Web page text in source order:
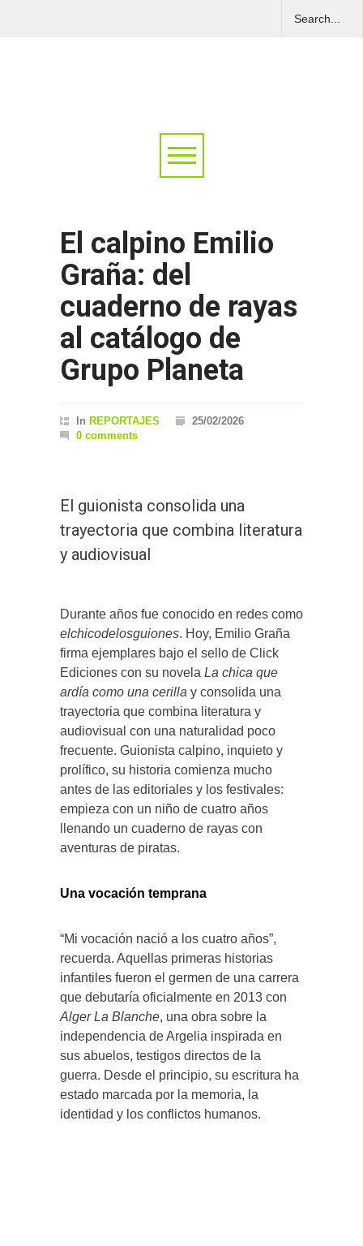
El calpino Emilio
Graña: del
cuaderno de rayas
al catálogo de
Grupo Planeta
In REPORTAJES
25/02/2026
0 comments
El guionista consolida una
trayectoria que combina literatura
y audiovisual
Durante años fue conocido en redes como
elchicodelosguiones. Hoy, Emilio Graña
firma ejemplares bajo el sello de Click
Ediciones con su novela La chica que
ardía como una cerilla y consolida una
trayectoria que combina literatura y
audiovisual con una naturalidad poco
frecuente. Guionista calpino, inquieto y
prolífico, su historia comienza mucho
antes de las editoriales y los festivales:
empieza con un niño de cuatro años
llenando un cuaderno de rayas con
aventuras de piratas.
Una vocación temprana
“Mi vocación nació a los cuatro años”,
recuerda. Aquellas primeras historias
infantiles fueron el germen de una carrera
que debutaría oficialmente en 2013 con
Alger La Blanche, una obra sobre la
independencia de Argelia inspirada en
sus abuelos, testigos directos de la
guerra. Desde el principio, su escritura ha
estado marcada por la memoria, la
identidad y los conflictos humanos.